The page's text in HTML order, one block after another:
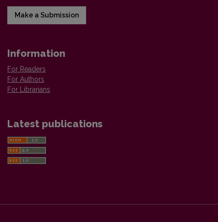
Make a Submission
Information
For Readers
For Authors
For Librarians
Latest publications